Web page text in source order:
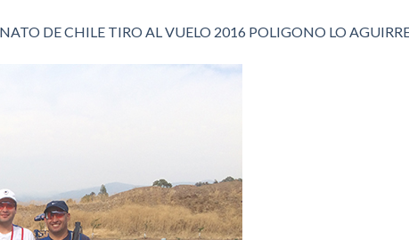
DE CHILE TIRO AL VUELO 2016 POLIGONO LO